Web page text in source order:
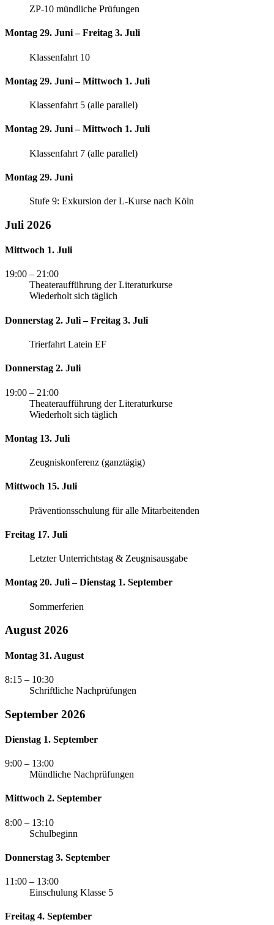
ZP-10 mündliche Prüfungen
Montag 29. Juni – Freitag 3. Juli
Klassenfahrt 10
Montag 29. Juni – Mittwoch 1. Juli
Klassenfahrt 5 (alle parallel)
Montag 29. Juni – Mittwoch 1. Juli
Klassenfahrt 7 (alle parallel)
Montag 29. Juni
Stufe 9: Exkursion der L-Kurse nach Köln
Juli 2026
Mittwoch 1. Juli
19:00 – 21:00
Theateraufführung der Literaturkurse
Wiederholt sich täglich
Donnerstag 2. Juli – Freitag 3. Juli
Trierfahrt Latein EF
Donnerstag 2. Juli
19:00 – 21:00
Theateraufführung der Literaturkurse
Wiederholt sich täglich
Montag 13. Juli
Zeugniskonferenz (ganztägig)
Mittwoch 15. Juli
Präventionsschulung für alle Mitarbeitenden
Freitag 17. Juli
Letzter Unterrichtstag & Zeugnisausgabe
Montag 20. Juli – Dienstag 1. September
Sommerferien
August 2026
Montag 31. August
8:15 – 10:30
Schriftliche Nachprüfungen
September 2026
Dienstag 1. September
9:00 – 13:00
Mündliche Nachprüfungen
Mittwoch 2. September
8:00 – 13:10
Schulbeginn
Donnerstag 3. September
11:00 – 13:00
Einschulung Klasse 5
Freitag 4. September